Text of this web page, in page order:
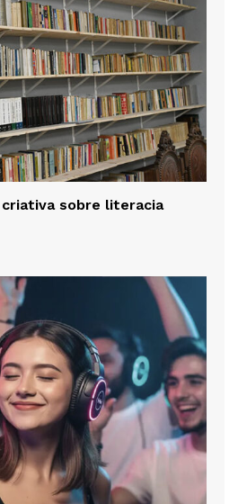
sobre literacia